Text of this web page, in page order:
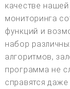
качестве
мониторинга
функций и
набор
алгоритмов,
программа не
справятся даже